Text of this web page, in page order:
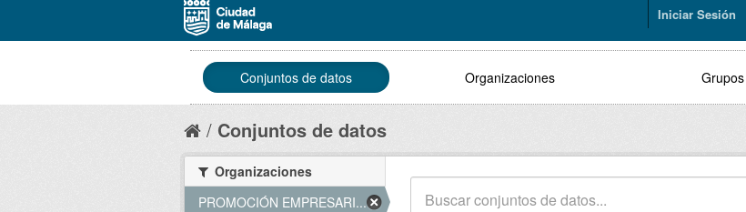
Iniciar Sesión
Conjuntos de datos Organizaciones Grupos
Conjuntos de datos
Organizaciones
PROMOCIÓN EMPRESARI... (1)